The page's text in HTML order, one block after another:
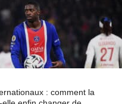
: comment la